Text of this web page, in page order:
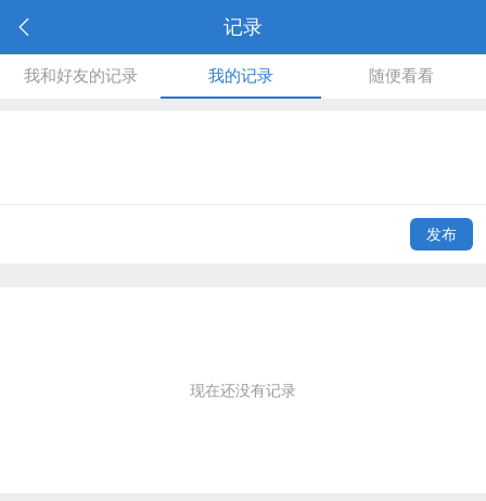
记录
我和好友的记录 我的记录 随便看看
发布
现在还没有记录